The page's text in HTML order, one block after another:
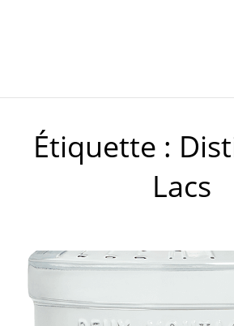
Étiquette :
Lacs